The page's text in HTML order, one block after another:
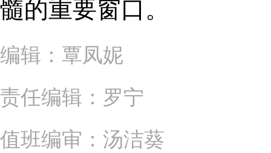
髓的重要窗口。
编辑：覃凤妮
责任编辑：罗宁
值班编审：汤洁葵